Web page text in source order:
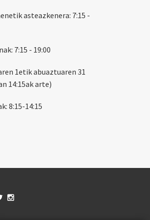
asteazkenera: 7:15 -
7:15 - 19:00
1etik abuaztuaren 31
14:15ak arte)
8:15-14:15
